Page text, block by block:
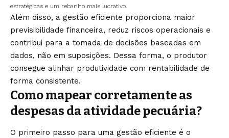
estratégicas e um rebanho mais lucrativo.
Além disso, a gestão eficiente proporciona maior
previsibilidade financeira, reduz riscos operacionais e
contribui para a tomada de decisões baseadas em
dados, não em suposições. Dessa forma, o produtor
consegue alinhar produtividade com rentabilidade de
forma consistente.
Como mapear corretamente as
despesas da atividade pecuária?
O primeiro passo para uma gestão eficiente é o